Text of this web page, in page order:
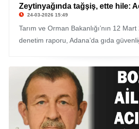
Zeytinyağında tağşiş, ette hile:
24-03-2026 15:49
Tarım ve Orman Bakanlığı’nın 12
denetim raporu, Adana’da gıda